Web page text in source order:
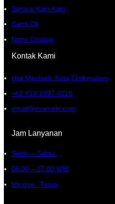
Service Kaki-Kaki
Ganti Oli
Nano Coating
Kontak Kami
Haji Mashudi, Kota Tasikmalaya
+62 813-1897-0216
email@example.com
Jam Lanyanan
Senin – Sabtu:
08.00 – 17.00 WIB
Minggu : Tutup